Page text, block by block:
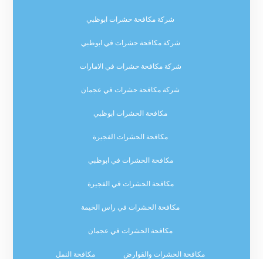
شركة مكافحة حشرات ابوظبي
شركة مكافحة حشرات في ابوظبي
شركة مكافحة حشرات في الامارات
شركة مكافحة حشرات في عجمان
مكافحة الحشرات ابوظبي
مكافحة الحشرات الفجيرة
مكافحة الحشرات في ابوظبي
مكافحة الحشرات في الفجيرة
مكافحة الحشرات في راس الخيمة
مكافحة الحشرات في عجمان
مكافحة الحشرات والقوارض مكافحة النمل